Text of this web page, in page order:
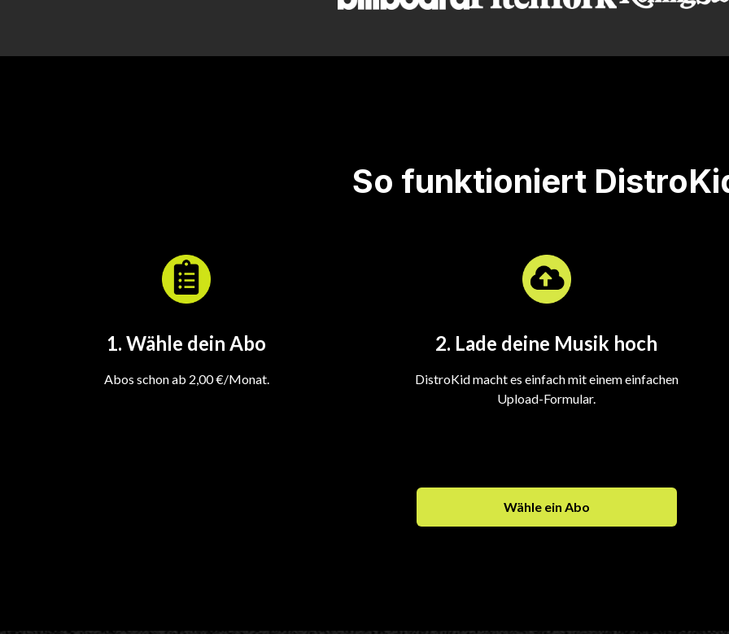
So funktioniert
1. Wähle dein Abo
Abos schon ab 2,00 €/Monat.
2. Lade deine Musik hoch
DistroKid macht es einfach mit einem einfachen
Upload-Formular.
Wähle ein Abo